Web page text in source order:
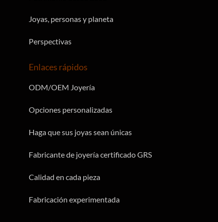
Enlaces rápidos
ODM/OEM Joyería
Opciones personalizadas
Haga que sus joyas sean únicas
Fabricante de joyería certificado GRS
Calidad en cada pieza
Fabricación experimentada
Joyas, personas y planeta
Perspectivas